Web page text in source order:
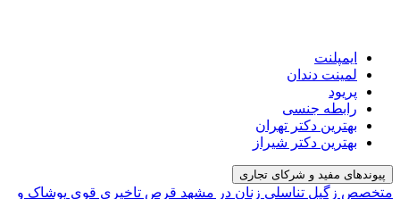
ایمپلنت
لمینت دندان
پریود
رابطه جنسی
بهترین دکتر تهران
بهترین دکتر شیراز
پیوندهای مفید و شرکای تجاری
متخصص زگیل تناسلی زنان در مشهد قرص تاخیری قوی پوشاک و